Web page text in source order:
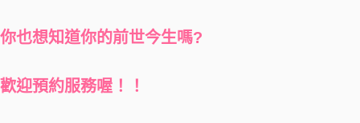
你也想知道你的前世今生嗎?
歡迎預約服務喔！！